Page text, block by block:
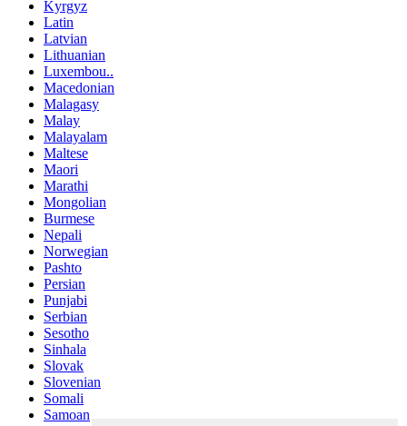
Kyrgyz
Latin
Latvian
Lithuanian
Luxembou..
Macedonian
Malagasy
Malay
Malayalam
Maltese
Maori
Marathi
Mongolian
Burmese
Nepali
Norwegian
Pashto
Persian
Punjabi
Serbian
Sesotho
Sinhala
Slovak
Slovenian
Somali
Samoan